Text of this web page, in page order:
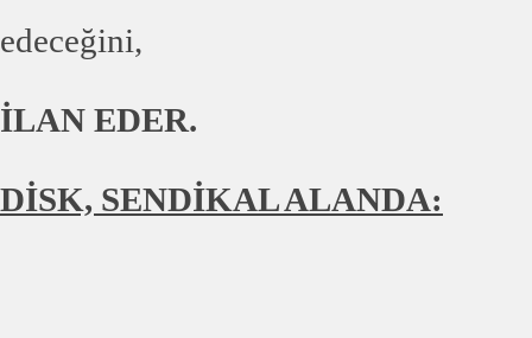
edeceğini,
İLAN EDER.
DİSK, SENDİKAL ALANDA: